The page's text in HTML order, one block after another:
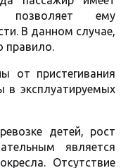
позволяет ему
В данном случае,
правило.
от пристегивания
в эксплуатируемых
детей, рост
является
Отсутствие